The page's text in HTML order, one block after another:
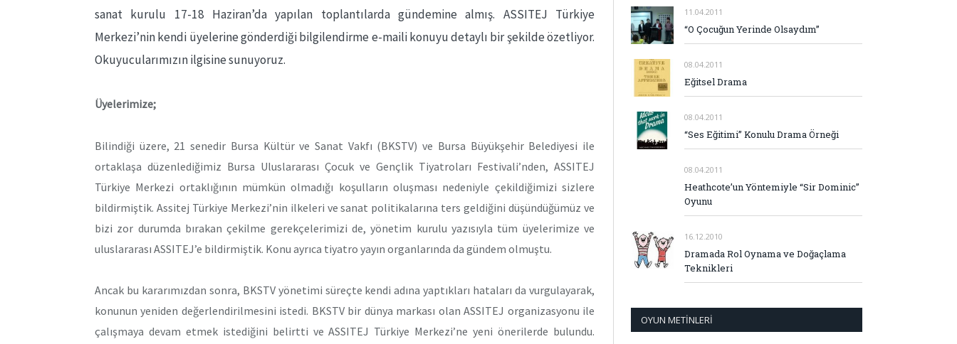
sanat kurulu 17-18 Haziran’da yapılan toplantılarda gündemine almış. ASSITEJ Türkiye
Merkezi’nin kendi üyelerine gönderdiği bilgilendirme e-maili konuyu detaylı bir şekilde özetliyor.
Okuyucularımızın ilgisine sunuyoruz.
Üyelerimize;
Bilindiği üzere, 21 senedir Bursa Kültür ve Sanat Vakfı (BKSTV) ve Bursa Büyükşehir Belediyesi ile
ortaklaşa düzenlediğimiz Bursa Uluslararası Çocuk ve Gençlik Tiyatroları Festivali’nden, ASSITEJ
Türkiye Merkezi ortaklığının mümkün olmadığı koşulların oluşması nedeniyle çekildiğimizi sizlere
bildirmiştik. Assitej Türkiye Merkezi’nin ilkeleri ve sanat politikalarına ters geldiğini düşündüğümüz ve
bizi zor durumda bırakan çekilme gerekçelerimizi de, yönetim kurulu yazısıyla tüm üyelerimize ve
uluslararası ASSITEJ’e bildirmiştik. Konu ayrıca tiyatro yayın organlarında da gündem olmuştu.
Ancak bu kararımızdan sonra, BKSTV yönetimi süreçte kendi adına yaptıkları hataları da vurgulayarak,
konunun yeniden değerlendirilmesini istedi. BKSTV bir dünya markası olan ASSITEJ organizasyonu ile
çalışmaya devam etmek istediğini belirtti ve ASSITEJ Türkiye Merkezi’ne yeni önerilerde bulundu.
11.04.2011
“O Çocuğun Yerinde Olsaydım”
08.04.2011
Eğitsel Drama
08.04.2011
“Ses Eğitimi” Konulu Drama Örneği
08.04.2011
Heathcote’un Yöntemiyle “Sir Dominic”
Oyunu
16.12.2010
Dramada Rol Oynama ve Doğaçlama
Teknikleri
OYUN METINLERI